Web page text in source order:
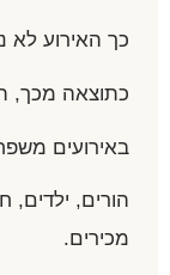
כך האירוע לא
כתוצאה מכך,
באירועים
הורים, ילדים,
מכירים.